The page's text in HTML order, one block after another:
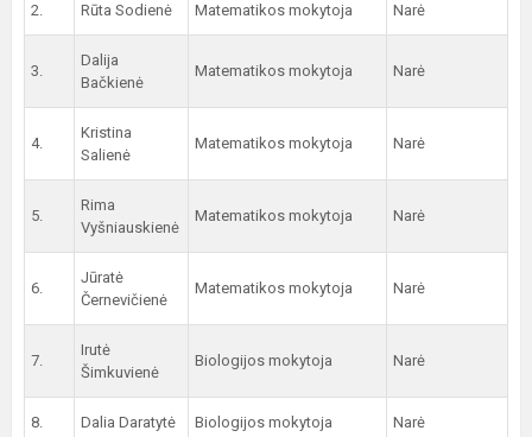
2. Rūta Sodienė Matematikos mokytoja Narė
3.
Dalija
Bačkienė
Matematikos mokytoja Narė
4.
Kristina
Salienė
Matematikos mokytoja Narė
5.
Rima
Vyšniauskienė
Matematikos mokytoja Narė
6.
Jūratė
Černevičienė
Matematikos mokytoja Narė
7.
Irutė
Šimkuvienė
Biologijos mokytoja Narė
8. Dalia Daratytė Biologijos mokytoja Narė